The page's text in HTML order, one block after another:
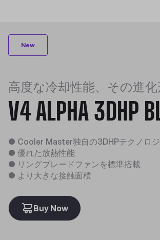
New
高度な冷却性能、その進化
V4 ALPHA 3DHP
● Cooler Master独自の3DHPテクノロ
● 優れた放熱性能
● リングブレードファンを標準搭載
● より大きな接触面積
Buy Now